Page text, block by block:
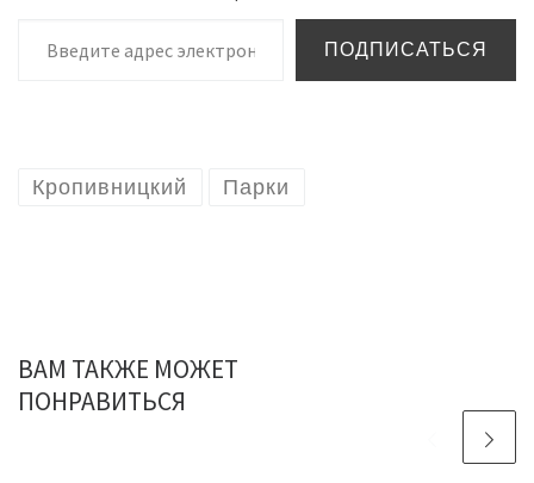
Введите адрес электронной почты…
ПОДПИСАТЬСЯ
Кропивницкий Парки
ВАМ ТАКЖЕ МОЖЕТ
ПОНРАВИТЬСЯ